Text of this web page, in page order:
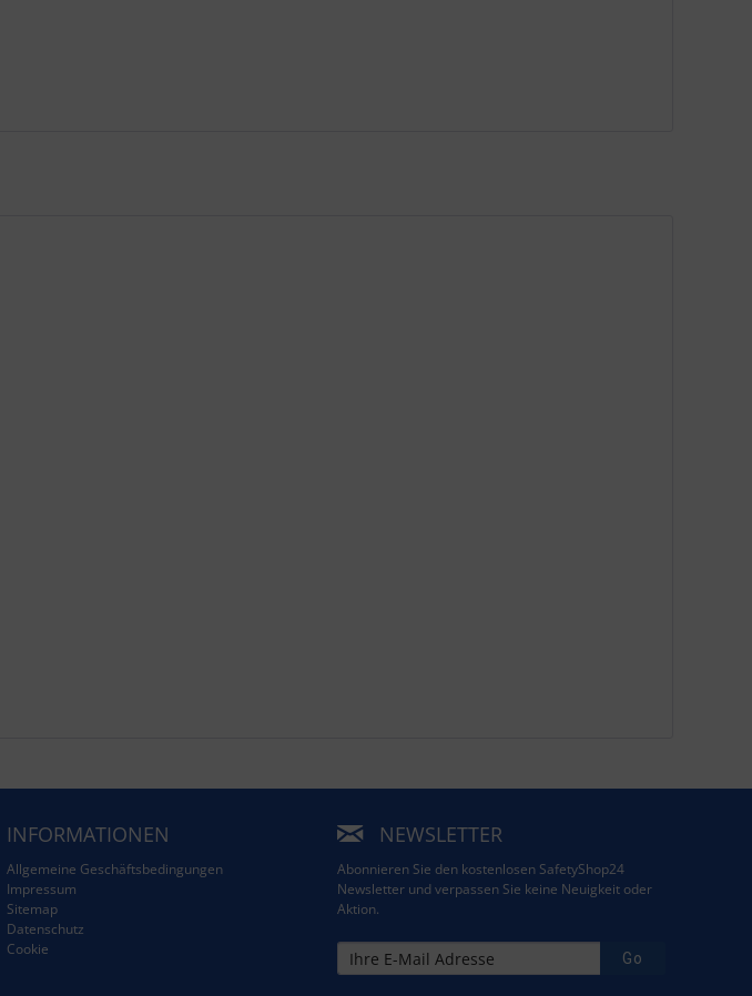
INFORMATIONEN
Allgemeine Geschäftsbedingungen
Impressum
Sitemap
Datenschutz
Cookie
NEWSLETTER
Abonnieren Sie den kostenlosen SafetyShop24
Newsletter und verpassen Sie keine Neuigkeit oder
Aktion.
Go